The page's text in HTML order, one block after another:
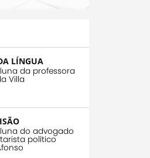
LÍNGUA
da professora
Villa
do advogado
político